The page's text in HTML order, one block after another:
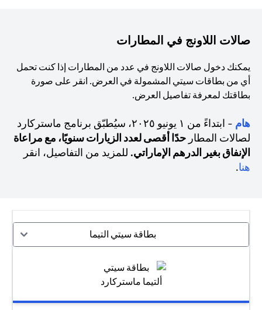
صالات اللاونج في المطارات
يمكنك دخول صالات اللاونج في عدد من المطارات إذا كنت تحمل
أي من بطاقات سيتي المشمولة في العرض. انقر على صورة
بطاقتك لمعرفة تفاصيل العرض.
هام
- ابتداءً من ١ يونيو ٢٠٢٥، سيُطبّق برنامج ماستركارد
لصالات المطار حدًا أقصى لعدد الزيارات سنويًا، مع مراعاة
الإنفاق بغير الدرهم الإماراتي. للمزيد من التفاصيل، انقر
هنا(opens in a new tab).
بطاقة سيتي التيما